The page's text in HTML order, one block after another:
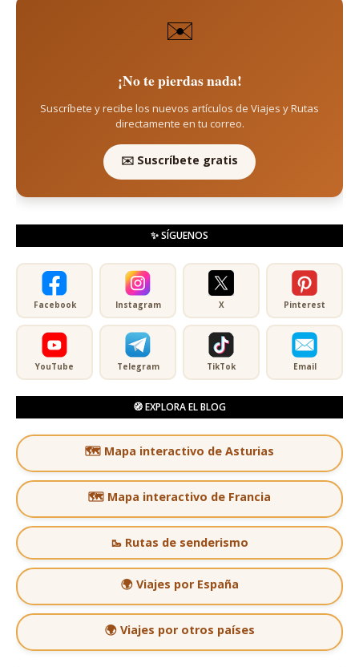
✉️
¡No te pierdas nada!
Suscríbete y recibe los nuevos artículos de Viajes y Rutas
directamente en tu correo.
✉️ Suscríbete gratis
✨ SÍGUENOS
Facebook Instagram X Pinterest
YouTube Telegram TikTok Email
🧭 EXPLORA EL BLOG
🗺️ Mapa interactivo de Asturias
🗺️ Mapa interactivo de Francia
🥾 Rutas de senderismo
🌍 Viajes por España
🌍 Viajes por otros países